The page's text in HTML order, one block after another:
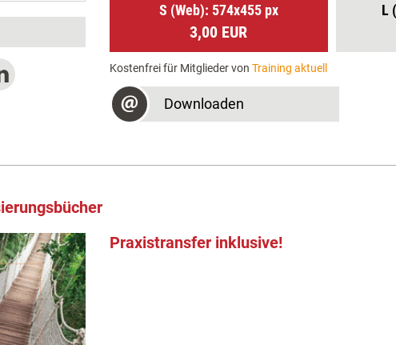
S (Web): 574x455 px
3,00 EUR
L
Kostenfrei für Mitglieder von Training aktuell
Downloaden
Praxistransfer inklusive!